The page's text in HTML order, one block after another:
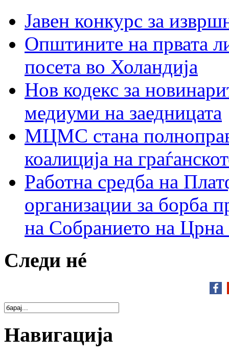
Јавен конкурс за
Општините на првата
посета во Холандија
Нов кодекс за
медиуми на заедницата
МЦМС стана
коалиција на
Работна средба на
организации за борба
на Собранието на Црна
Следи нé
Навигација